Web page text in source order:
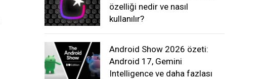
özelliği nedir ve nasıl
kullanılır?
Android Show 2026 özeti:
Android 17, Gemini
Intelligence ve daha fazlası